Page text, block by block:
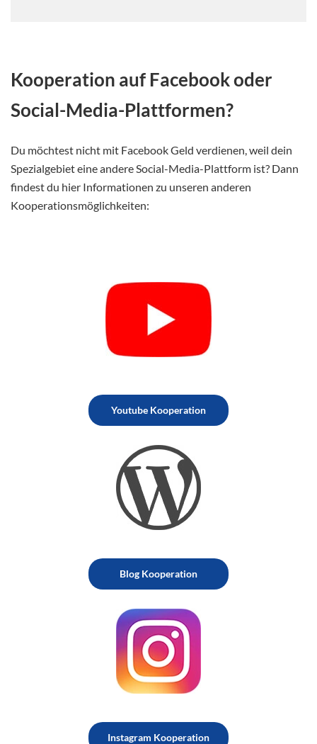
Kooperation auf Facebook oder
Social-Media-Plattformen?
Du möchtest nicht mit Facebook Geld verdienen, weil dein
Spezialgebiet eine andere Social-Media-Plattform ist? Dann
findest du hier Informationen zu unseren anderen
Kooperationsmöglichkeiten:
Youtube Kooperation
Blog Kooperation
Instagram Kooperation